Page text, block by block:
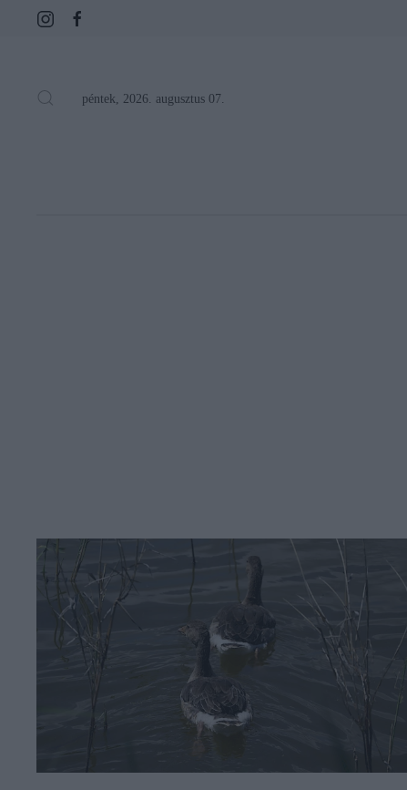
péntek, 2026. augusztus 07.